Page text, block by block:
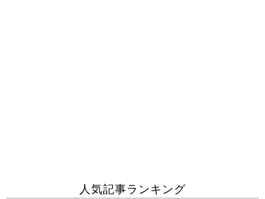
人気記事ランキング